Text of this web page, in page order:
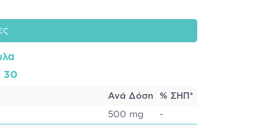
30
Ανά Δόση % ΣΗΠ*
500 mg -